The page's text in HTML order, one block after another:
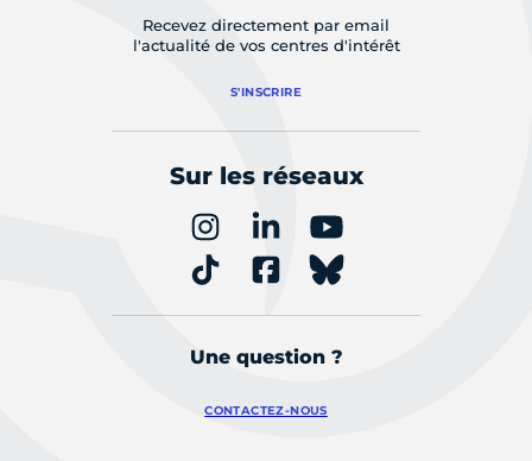
Recevez directement par email
l'actualité de vos centres d'intérêt
S'INSCRIRE
Sur les réseaux
Une question ?
CONTACTEZ-NOUS